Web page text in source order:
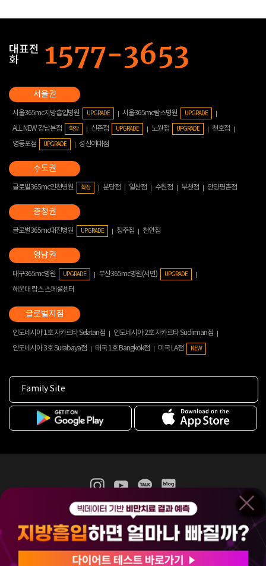
대표전
화
서울365mc지방흡입병원 UPGRADE 서울365mc람스병원 UPGRADE
ALL NEW 강남본점 확장 신촌점 UPGRADE 노원점 UPGRADE
천호점
영등포점
UPGRADE 성신여대점
글로벌365mc인천병원 확장 분당점 일산점 수원점 부천점 안양평촌점
글로벌365mc대전병원 UPGRADE 청주점 천안점
대구365mc병원 UPGRADE 부산365mc병원(서면) UPGRADE
해운대 람스 스페셜센터
인도네시아 1호 자카르타 Selatan점
인도네시아 2호 자카르타 Sudirman점
인도네시아 3호 Surabaya점
태국 1호 Bangkok점 미국 LA점 NEW
Family Site
365mc 병·의원 이용약관
홈페이지 이용약관
비급여진료수가
(주)365mcㅣ서울특별시 서초구 서초대로52길 7, 3~4층(서초동, 제일빌딩)
120-87-04354ㅣ김남철